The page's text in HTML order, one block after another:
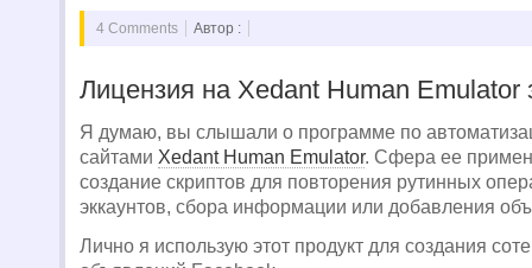
4 Comments Автор :
Лицензия на Xedant Human Emulator
Я думаю, вы слышали о программе по
сайтами Xedant Human Emulator. Сфера ее
создание скриптов для повторения рутинных
эккаунтов, сбора информации или добавления
Лично я использую этот продукт для создания